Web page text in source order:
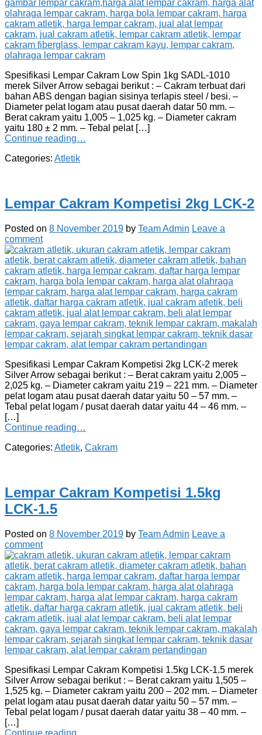
Spesifikasi Lempar Cakram Low Spin 1kg SADL-1010
merek Silver Arrow sebagai berikut : – Cakram terbuat dari
bahan ABS dengan bagian sisinya terlapis steel / besi. –
Diameter pelat logam atau pusat daerah datar 50 mm. –
Berat cakram yaitu 1,005 – 1,025 kg. – Diameter cakram
yaitu 180 ± 2 mm. – Tebal pelat […]
Continue reading…
Categories: Atletik
Lempar Cakram Kompetisi 2kg LCK-2
Posted on 8 November 2019 by Team Admin Leave a
comment
Spesifikasi Lempar Cakram Kompetisi 2kg LCK-2 merek
Silver Arrow sebagai berikut : – Berat cakram yaitu 2,005 –
2,025 kg. – Diameter cakram yaitu 219 – 221 mm. – Diameter
pelat logam atau pusat daerah datar yaitu 50 – 57 mm. –
Tebal pelat logam / pusat daerah datar yaitu 44 – 46 mm. –
[…]
Continue reading…
Categories: Atletik, Cakram
Lempar Cakram Kompetisi 1.5kg
LCK-1.5
Posted on 8 November 2019 by Team Admin Leave a
comment
Spesifikasi Lempar Cakram Kompetisi 1.5kg LCK-1.5 merek
Silver Arrow sebagai berikut : – Berat cakram yaitu 1,505 –
1,525 kg. – Diameter cakram yaitu 200 – 202 mm. – Diameter
pelat logam atau pusat daerah datar yaitu 50 – 57 mm. –
Tebal pelat logam / pusat daerah datar yaitu 38 – 40 mm. –
[…]
Continue reading…